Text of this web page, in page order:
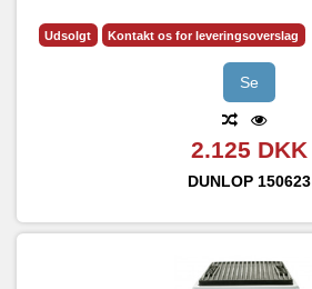
Udsolgt Kontakt os for leveringsoverslag
Se
2.125 DKK
DUNLOP 150623